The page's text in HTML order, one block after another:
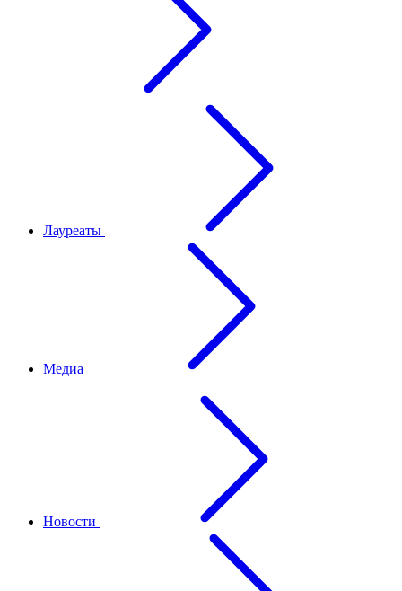
Лауреаты
Медиа
Новости